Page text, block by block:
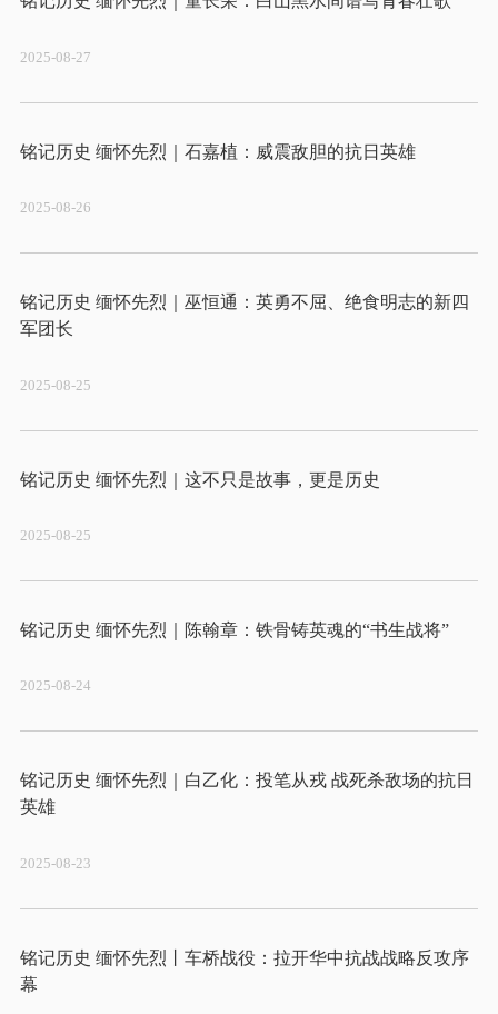
2025-08-27
铭记历史 缅怀先烈｜石嘉植：威震敌胆的抗日英雄
2025-08-26
铭记历史 缅怀先烈｜巫恒通：英勇不屈、绝食明志的新四
2025-08-25
2025-08-25
铭记历史 缅怀先烈｜陈翰章：铁骨铸英魂的“书生战将”
2025-08-24
铭记历史 缅怀先烈｜白乙化：投笔从戎 战死杀敌场的抗日
英雄
2025-08-23
铭记历史 缅怀先烈丨车桥战役：拉开华中抗战战略反攻序